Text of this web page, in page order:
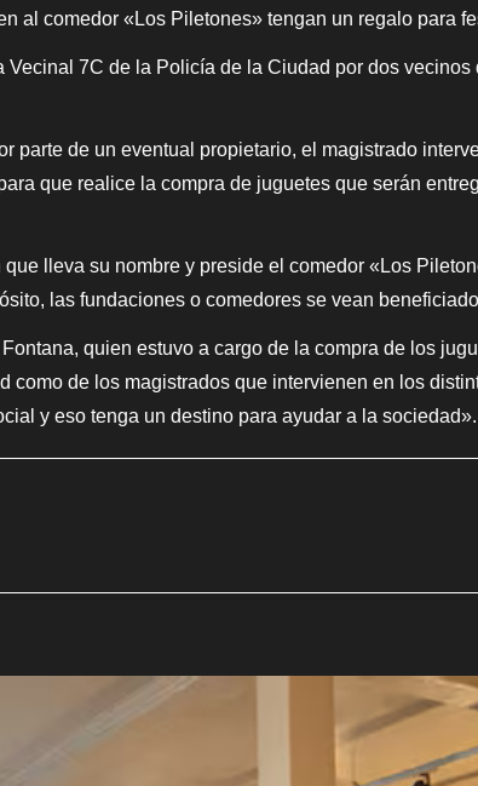
al comedor «Los Piletones» tengan un regalo para
7C de la Policía de la Ciudad por dos
parte de un eventual propietario, el magistrado
que realice la compra de juguetes que serán
lleva su nombre y preside el comedor «Los
las fundaciones o comedores se vean
quien estuvo a cargo de la compra de los
de los magistrados que intervienen en los
y eso tenga un destino para ayudar a la sociedad».